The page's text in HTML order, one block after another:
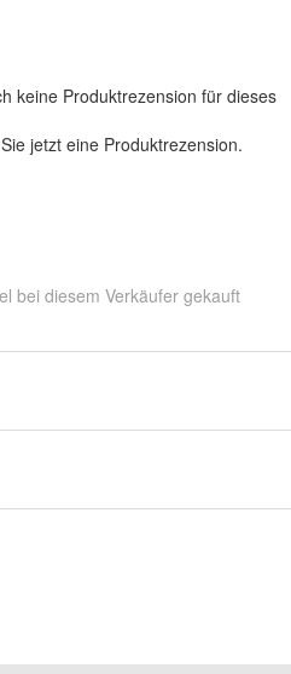
keine Produktrezension für dieses
jetzt eine Produktrezension.
bei diesem Verkäufer gekauft